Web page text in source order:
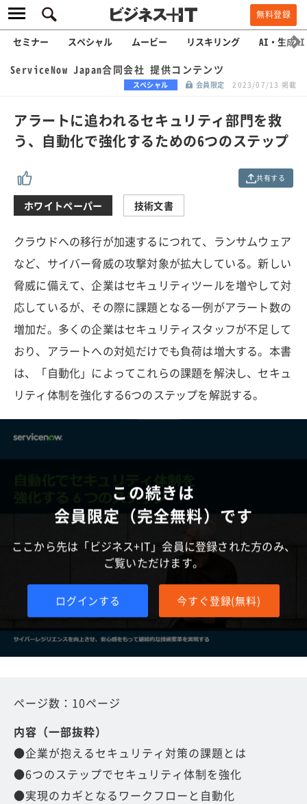
無料登録
セミナー スペシャル ムービー リスキリング AI・生成AI
ServiceNow Japan合同会社 提供コンテンツ
スペシャル 会員限定 2023/07/13 掲載
アラートに追われるセキュリティ部門を救
う、自動化で強化するための6つのステップ
共有する
ホワイトペーパー 技術文書
クラウドへの移行が加速するにつれて、ランサムウェア
など、サイバー脅威の攻撃対象が拡大している。新しい
脅威に備えて、企業はセキュリティツールを増やして対
応しているが、その際に課題となる一例がアラート数の
増加だ。多くの企業はセキュリティスタッフが不足して
おり、アラートへの対処だけでも負荷は増大する。本書
は、「自動化」によってこれらの課題を解決し、セキュ
リティ体制を強化する6つのステップを解説する。
この続きは
会員限定（完全無料）です
ここから先は「ビジネス+IT」会員に登録された方のみ、
ご覧いただけます。
ログインする 今すぐ登録(無料)
ページ数：10ページ
内容（一部抜粋）
●企業が抱えるセキュリティ対策の課題とは
●6つのステップでセキュリティ体制を強化
●実現のカギとなるワークフローと自動化